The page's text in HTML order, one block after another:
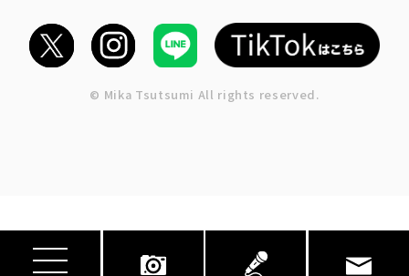
© Mika Tsutsumi All rights reserved.